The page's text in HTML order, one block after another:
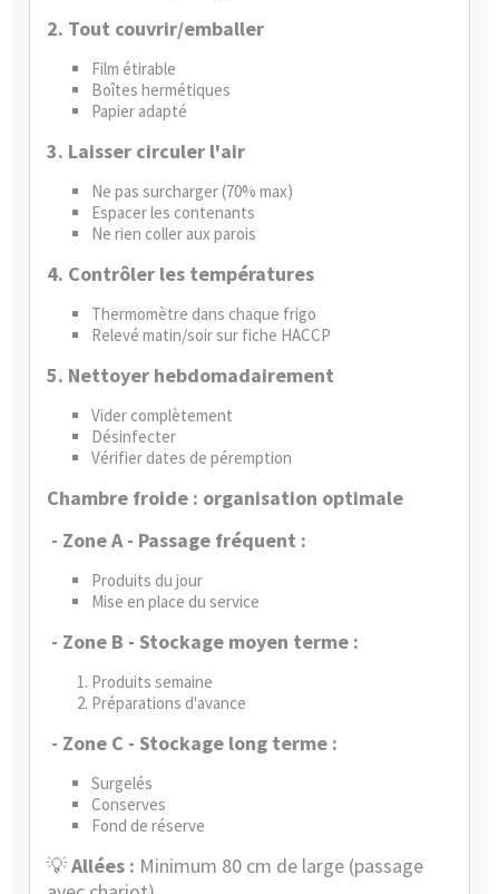
2. Tout couvrir/emballer
Film étirable
Boîtes hermétiques
Papier adapté
3. Laisser circuler l'air
Ne pas surcharger (70% max)
Espacer les contenants
Ne rien coller aux parois
4. Contrôler les températures
Thermomètre dans chaque frigo
Relevé matin/soir sur fiche HACCP
5. Nettoyer hebdomadairement
Vider complètement
Désinfecter
Vérifier dates de péremption
Chambre froide : organisation optimale
- Zone A - Passage fréquent :
Produits du jour
Mise en place du service
- Zone B - Stockage moyen terme :
Produits semaine
Préparations d'avance
- Zone C - Stockage long terme :
Surgelés
Conserves
Fond de réserve
💡Allées : Minimum 80 cm de large (passage